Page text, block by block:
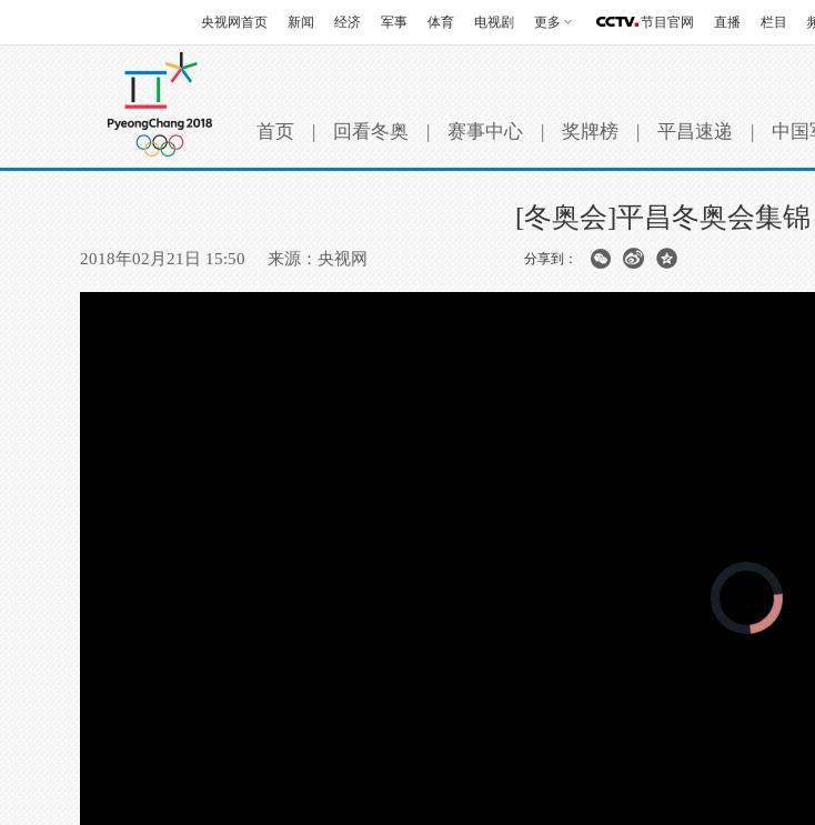
央视网首页 新闻 经济 军事 体育 电视剧 更多 节目官网 直播 栏目
首页 | 回看冬奥 | 赛事中心 | 奖牌榜 | 平昌速递 | 中国
[冬奥会]平昌冬奥会集锦
2018年02月21日 15:50 来源：央视网 分享到：
在
加